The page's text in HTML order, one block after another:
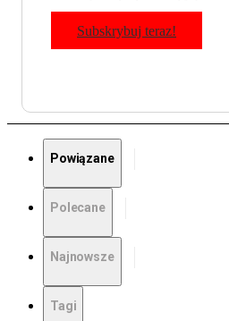
Subskrybuj teraz!
Powiązane
Polecane
Najnowsze
Tagi